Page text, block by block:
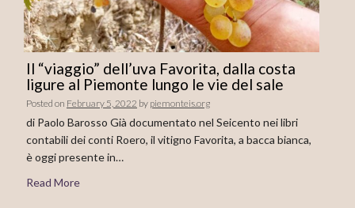
Il “viaggio” dell’uva Favorita, dalla costa
ligure al Piemonte lungo le vie del sale
Posted on February 5, 2022 by piemonteis.org
di Paolo Barosso Già documentato nel Seicento nei libri
contabili dei conti Roero, il vitigno Favorita, a bacca bianca,
è oggi presente in…
Read More